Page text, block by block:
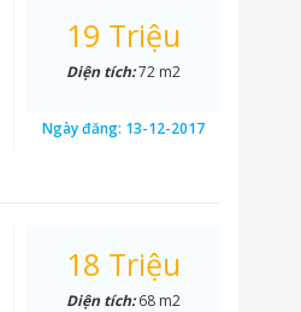
19 Triệu
Diện tích:72 m2
Ngày đăng: 13-12-2017
18 Triệu
Diện tích:68 m2